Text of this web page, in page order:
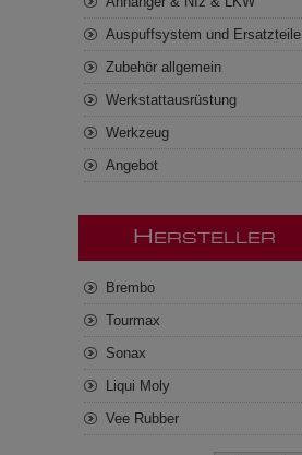
Auspuffsystem und Ersatzteile
Zubehör allgemein
Werkstattausrüstung
Werkzeug
Angebot
H ERSTELLER
Brembo
Tourmax
Sonax
Liqui Moly
Vee Rubber